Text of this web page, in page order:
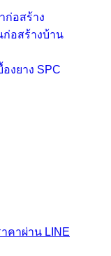
ก่อสร้าง
อสร้างบ้าน
งยาง SPC
คาผ่าน LINE